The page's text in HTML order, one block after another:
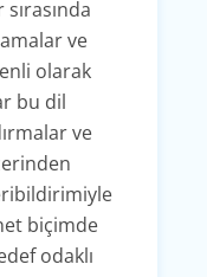
ve
olarak
bu dil
ve
biçimde
odaklı